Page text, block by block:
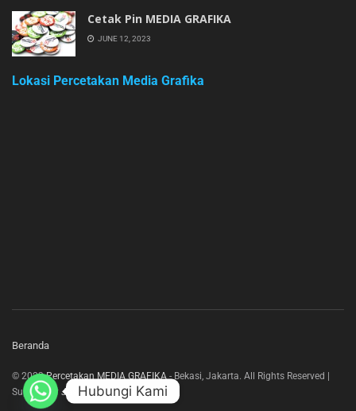
Cetak Pin MEDIA GRAFIKA
JUNE 12, 2023
Lokasi Percetakan Media Grafika
Beranda
© 2023Percetakan MEDIA GRAFIKA- Bekasi, Jakarta. All Rights Reserved |
Support by Jasa Web Bekasi
Hubungi Kami